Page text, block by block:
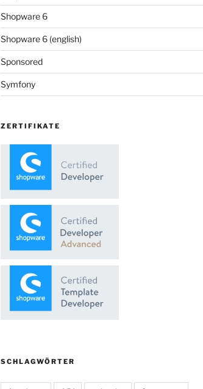
Shopware 6
Shopware 6 (english)
Sponsored
Symfony
ZERTIFIKATE
SCHLAGWÖRTER